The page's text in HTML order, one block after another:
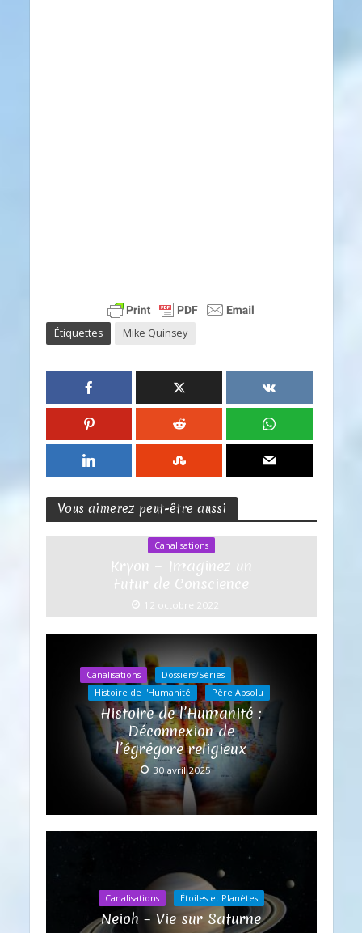
Étiquettes Mike Quinsey
Vous aimerez peut-être aussi
Canalisations
Kryon ~ Imaginez un
Futur de Conscience
12 octobre 2022
Canalisations
Dossiers/Séries
Histoire de l'Humanité
Père Absolu
Histoire de l’Humanité :
Déconnexion de
l’égrégore religieux
30 avril 2025
Canalisations Étoiles et Planètes
Neioh – Vie sur Saturne